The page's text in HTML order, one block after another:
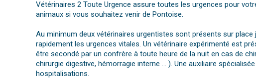
Vétérinaires 2 Toute Urgence assure toutes les urgences pour
animaux si vous souhaitez venir de Pontoise.
Au minimum deux vétérinaires urgentistes sont présents sur
rapidement les urgences vitales. Un vétérinaire expérimenté est
être secondé par un confrère à toute heure de la nuit en cas de
chirurgie digestive, hémorragie interne … ). Une auxiliaire
hospitalisations.